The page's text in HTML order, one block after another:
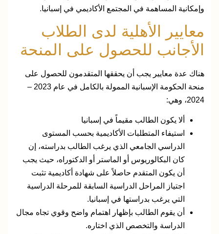
وإمكانية المساهمة في المجتمع الأكاديمي في إسبانيا.
معايير الأهلية لدى الطلاب
الأجانب للحصول على المنحة
هناك عدة معايير يجب أن يحققها المتقدمون للحصول على
منحة الحكومة الإسبانية الممولة بالكامل في عام 2023 –
2024، وهي:
ألا يكون الطالب مقيماً في إسبانيا
استيفاء المتطلبات الأكاديمية بحسب المستوى
الدراسي الجامعي الذي يرغب الطالب بدراسته، إن
كان البكالوريوس أو الماستر أو الدكتوراه، حيث يجب
أن يكون المتقدم حاصلاً على شهادة أكاديمية تثبت
اجتياز المراحل الدراسية السابقة للمرحلة الدراسية
التي يرغب بدراستها في إسبانيا.
أن يقوم الطالب بإظهار اهتمام واضح وقوي تجاه مجال
الدراسة والتخصص الذي اختاره.